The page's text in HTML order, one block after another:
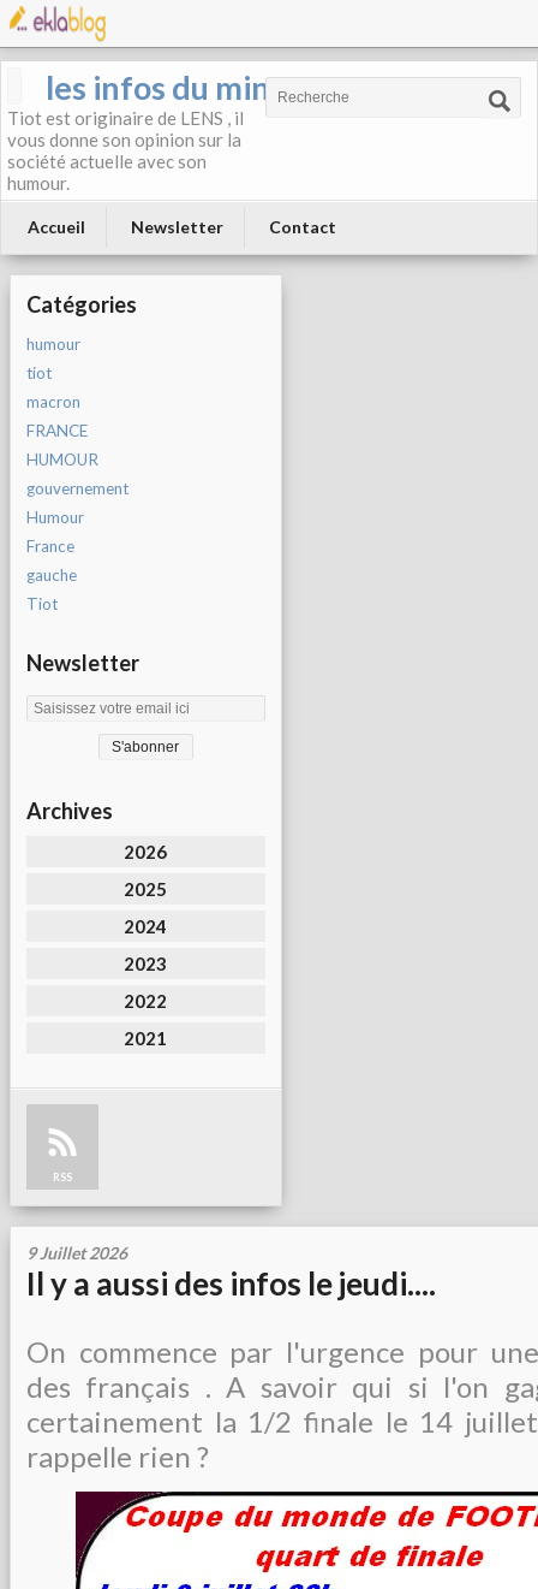
les infos du mineur
Tiot est originaire de LENS , il
vous donne son opinion sur la
société actuelle avec son
humour.
Accueil Newsletter Contact
Catégories
humour
tiot
macron
FRANCE
HUMOUR
gouvernement
Humour
France
gauche
Tiot
Newsletter
Archives
2026
2025
2024
2023
2022
2021
RSS
9 Juillet 2026
Il y a aussi des infos le jeudi....
On commence par l'urgence pour
des français . A savoir qui si l'on
certainement la 1/2 finale le 14
rappelle rien ?